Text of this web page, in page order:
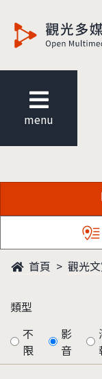
menu
首頁 觀光
類型
不
限
影
音